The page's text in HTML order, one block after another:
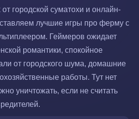
городской суматохи и онлайн-
лучшие игры про ферму с
Геймеров ожидает
романтики, спокойное
от городского шума, домашние
работы. Тут нет
уничтожать, если не считать